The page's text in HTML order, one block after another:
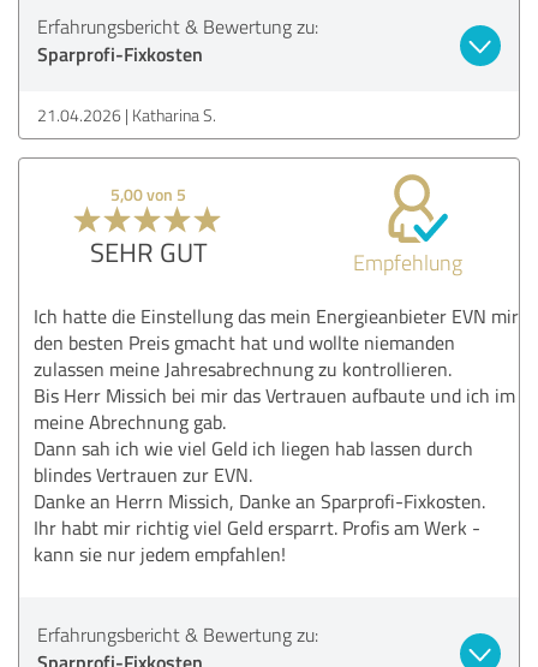
Erfahrungsbericht & Bewertung zu:
Sparprofi-Fixkosten
21.04.2026 Katharina S.
5,00 von 5
SEHR GUT Empfehlung
Ich hatte die Einstellung das mein Energieanbieter EVN mir
den besten Preis gmacht hat und wollte niemanden
zulassen meine Jahresabrechnung zu kontrollieren.
Bis Herr Missich bei mir das Vertrauen aufbaute und ich im
meine Abrechnung gab.
Dann sah ich wie viel Geld ich liegen hab lassen durch
blindes Vertrauen zur EVN.
Danke an Herrn Missich, Danke an Sparprofi-Fixkosten.
Ihr habt mir richtig viel Geld ersparrt. Profis am Werk -
kann sie nur jedem empfahlen!
Erfahrungsbericht & Bewertung zu:
Sparprofi-Fixkosten